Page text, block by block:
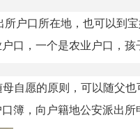
户口所在地，也可以到
口，一个是农业户口，
自愿的原则，可以随父
簿，向户籍地公安派出